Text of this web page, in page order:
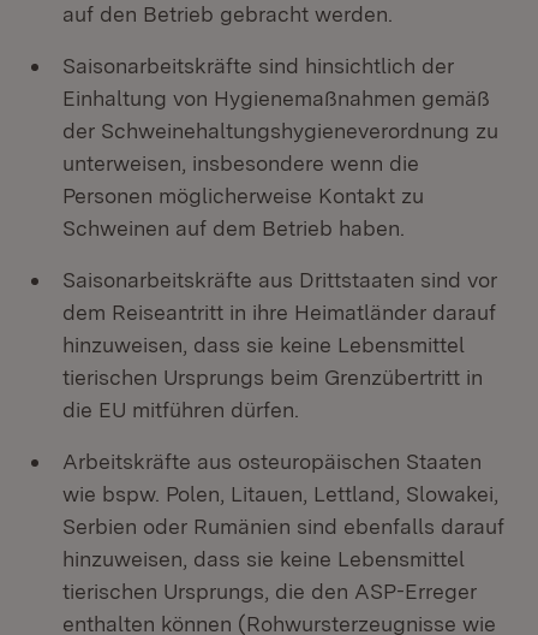
auf den Betrieb gebracht werden.
Saisonarbeitskräfte sind hinsichtlich der
Einhaltung von Hygienemaßnahmen gemäß
der Schweinehaltungshygieneverordnung zu
unterweisen, insbesondere wenn die
Personen möglicherweise Kontakt zu
Schweinen auf dem Betrieb haben.
Saisonarbeitskräfte aus Drittstaaten sind vor
dem Reiseantritt in ihre Heimatländer darauf
hinzuweisen, dass sie keine Lebensmittel
tierischen Ursprungs beim Grenzübertritt in
die EU mitführen dürfen.
Arbeitskräfte aus osteuropäischen Staaten
wie bspw. Polen, Litauen, Lettland, Slowakei,
Serbien oder Rumänien sind ebenfalls darauf
hinzuweisen, dass sie keine Lebensmittel
tierischen Ursprungs, die den ASP-Erreger
enthalten können (Rohwursterzeugnisse wie